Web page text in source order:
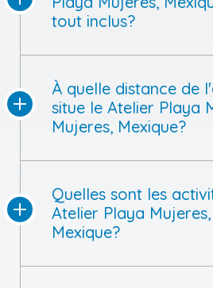
tout inclus?
À quelle distance de
situe le Atelier Playa
Mujeres, Mexique?
Quelles sont les
Atelier Playa
Mexique?